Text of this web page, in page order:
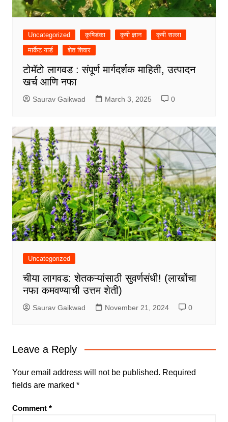
Uncategorized कृषिडंका कृषी ज्ञान
कृषी सल्ला
मार्केट यार्ड
शेत शिवार
टोमॅटो लागवड : संपूर्ण मार्गदर्शक माहिती, उत्पादन
खर्च आणि नफा
Saurav Gaikwad March 3, 2025 0
Uncategorized
चीया लागवड: शेतकऱ्यांसाठी सुवर्णसंधी! (लाखोंचा
नफा कमवण्याची उत्तम शेती)
Saurav Gaikwad November 21, 2024 0
Leave a Reply
Your email address will not be published. Required
fields are marked *
Comment *